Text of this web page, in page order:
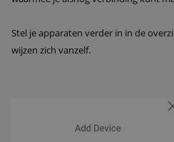
Stel je apparaten verder in in de
wijzen zich vanzelf.